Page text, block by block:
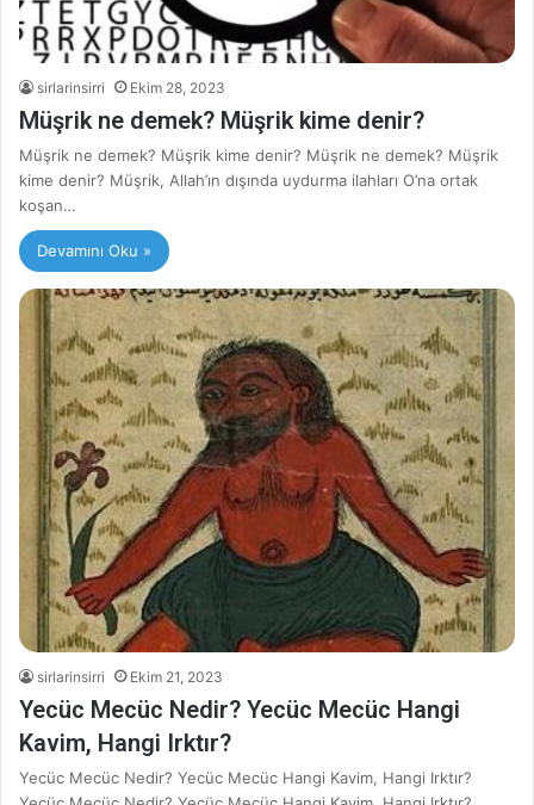
sirlarinsirri Ekim 28, 2023
Müşrik ne demek? Müşrik kime denir?
Müşrik ne demek? Müşrik kime denir? Müşrik ne demek? Müşrik
kime denir? Müşrik, Allah’ın dışında uydurma ilahları O’na ortak
koşan…
Devamını Oku »
sirlarinsirri Ekim 21, 2023
Yecüc Mecüc Nedir? Yecüc Mecüc Hangi
Kavim, Hangi Irktır?
Yecüc Mecüc Nedir? Yecüc Mecüc Hangi Kavim, Hangi Irktır?